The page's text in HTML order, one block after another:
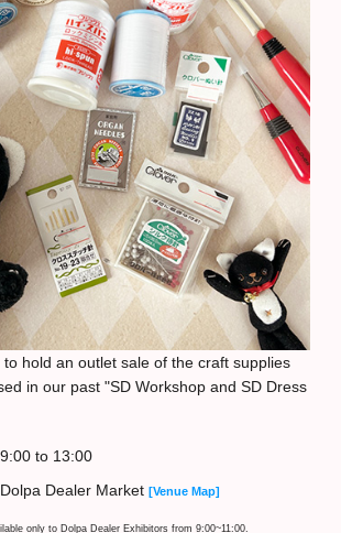
hold an outlet sale of the craft supplies
in our past "SD Workshop and SD Dress
9:00 to 13:00
Dolpa Dealer Market[Venue Map]
only to Dolpa Dealer Exhibitors from 9:00~11:00.